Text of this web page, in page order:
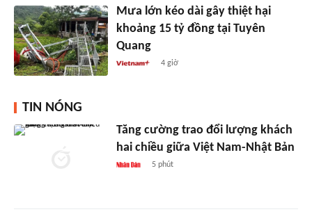
Mưa lớn kéo dài gây thiệt hại
khoảng 15 tỷ đồng tại Tuyên
Quang
4 giờ
TIN NÓNG
Tăng cường trao đổi lượng khách
hai chiều giữa Việt Nam-Nhật Bản
5 phút